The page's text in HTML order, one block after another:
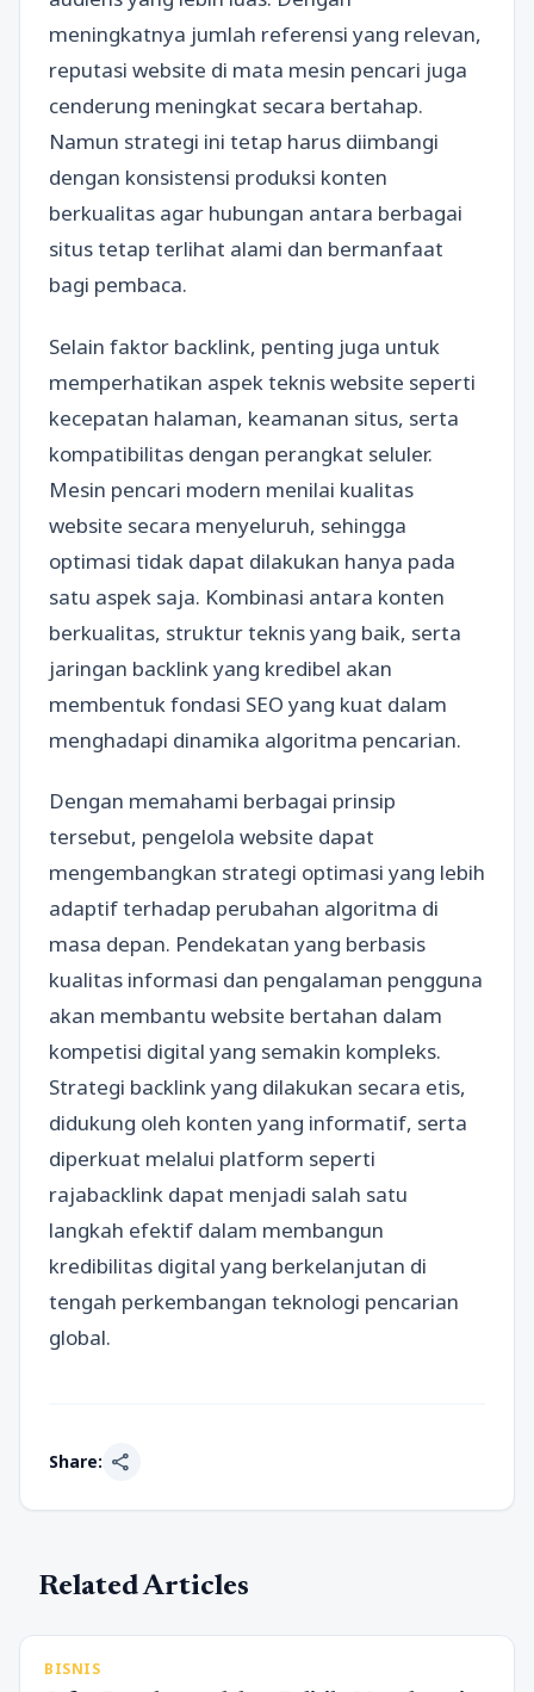
meningkatnya jumlah referensi yang relevan,
reputasi website di mata mesin pencari juga
cenderung meningkat secara bertahap.
Namun strategi ini tetap harus diimbangi
dengan konsistensi produksi konten
berkualitas agar hubungan antara berbagai
situs tetap terlihat alami dan bermanfaat
bagi pembaca.
Selain faktor backlink, penting juga untuk
memperhatikan aspek teknis website seperti
kecepatan halaman, keamanan situs, serta
kompatibilitas dengan perangkat seluler.
Mesin pencari modern menilai kualitas
website secara menyeluruh, sehingga
optimasi tidak dapat dilakukan hanya pada
satu aspek saja. Kombinasi antara konten
berkualitas, struktur teknis yang baik, serta
jaringan backlink yang kredibel akan
membentuk fondasi SEO yang kuat dalam
menghadapi dinamika algoritma pencarian.
Dengan memahami berbagai prinsip
tersebut, pengelola website dapat
mengembangkan strategi optimasi yang lebih
adaptif terhadap perubahan algoritma di
masa depan. Pendekatan yang berbasis
kualitas informasi dan pengalaman pengguna
akan membantu website bertahan dalam
kompetisi digital yang semakin kompleks.
Strategi backlink yang dilakukan secara etis,
didukung oleh konten yang informatif, serta
diperkuat melalui platform seperti
rajabacklink dapat menjadi salah satu
langkah efektif dalam membangun
kredibilitas digital yang berkelanjutan di
tengah perkembangan teknologi pencarian
global.
Share: share
Related Articles
BISNIS